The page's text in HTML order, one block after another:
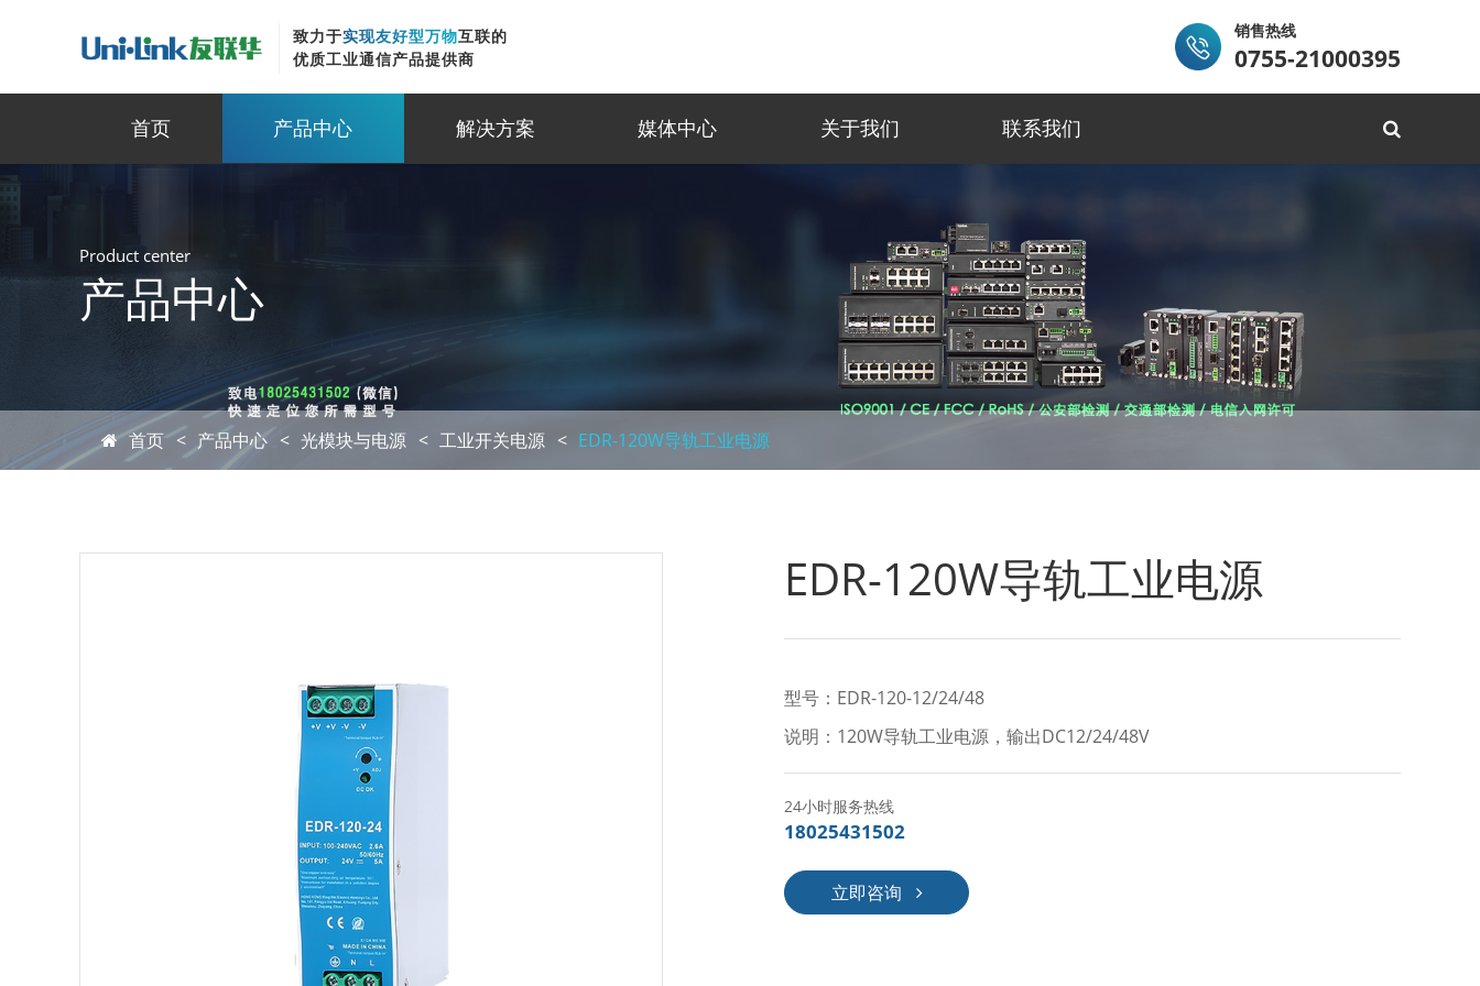
致力于实现友好型万物互联的
优质工业通信产品提供商
销售热线
0755-21000395
首页 产品中心 解决方案 媒体中心 关于我们 联系我们
Product center
产品中心
首页 产品中心 光模块与电源 工业开关电源 EDR-120W导轨工业电源
EDR-120W导轨工业电源
型号：EDR-120-12/24/48
说明：120W导轨工业电源，输出DC12/24/48V
24小时服务热线
18025431502
立即咨询